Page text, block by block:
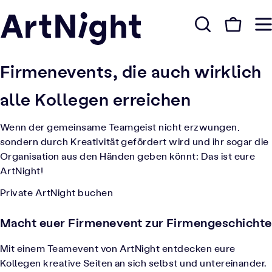
Firmenevents, die auch wirklich
alle Kollegen erreichen
Wenn der gemeinsame Teamgeist nicht erzwungen,
sondern durch Kreativität gefördert wird und ihr sogar die
Organisation aus den Händen geben könnt: Das ist eure
ArtNight!
Private ArtNight buchen
Macht euer Firmenevent zur Firmengeschichte
Mit einem Teamevent von ArtNight entdecken eure
Kollegen kreative Seiten an sich selbst und untereinander.